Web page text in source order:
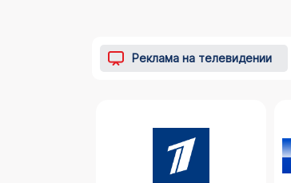
Реклама на телевидении